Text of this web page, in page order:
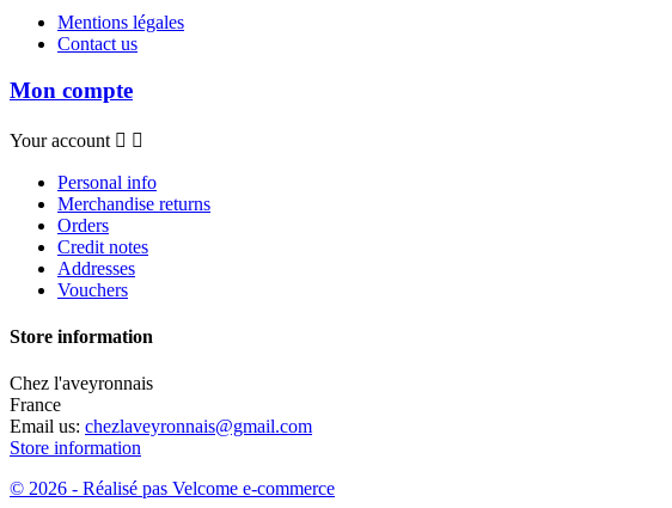
Mentions légales
Contact us
Mon compte
Your account  
Personal info
Merchandise returns
Orders
Credit notes
Addresses
Vouchers
Store information
Chez l'aveyronnais
France
Email us: chezlaveyronnais@gmail.com
Store information
© 2026 - Réalisé pas Velcome e-commerce